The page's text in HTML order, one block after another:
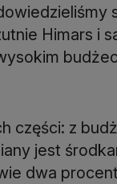
Himars i
części: z
jest
dwa